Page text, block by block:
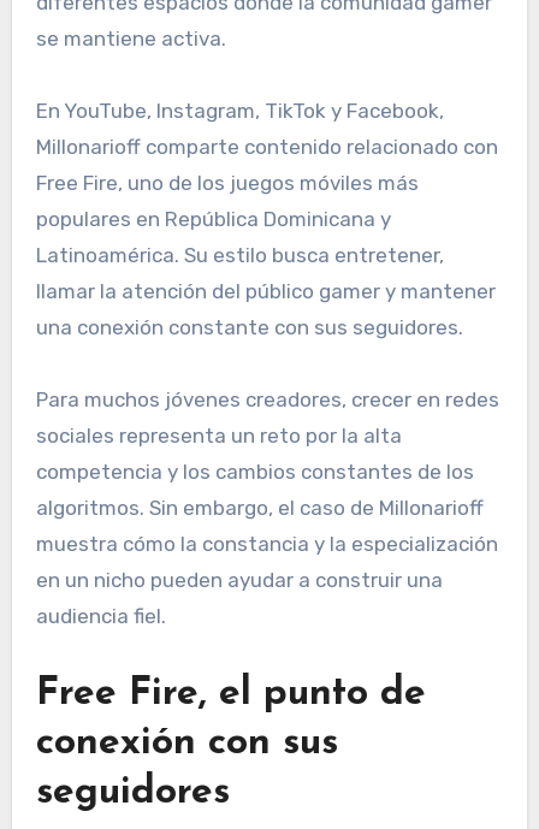
se mantiene activa.
En YouTube, Instagram, TikTok y Facebook,
Millonarioff comparte contenido relacionado con
Free Fire, uno de los juegos móviles más
populares en República Dominicana y
Latinoamérica. Su estilo busca entretener,
llamar la atención del público gamer y mantener
una conexión constante con sus seguidores.
Para muchos jóvenes creadores, crecer en redes
sociales representa un reto por la alta
competencia y los cambios constantes de los
algoritmos. Sin embargo, el caso de Millonarioff
muestra cómo la constancia y la especialización
en un nicho pueden ayudar a construir una
audiencia fiel.
Free Fire, el punto de
conexión con sus
seguidores